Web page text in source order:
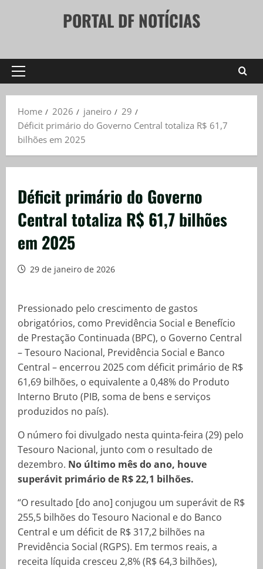
PORTAL DF NOTÍCIAS
Primary
Home
2026 janeiro
29
Déficit primário do Governo Central totaliza R$ 61,7
bilhões em 2025
Déficit primário do Governo
Central totaliza R$ 61,7 bilhões
em 2025
29 de janeiro de 2026
Pressionado pelo crescimento de gastos
obrigatórios, como Previdência Social e Benefício
de Prestação Continuada (BPC), o Governo Central
– Tesouro Nacional, Previdência Social e Banco
Central – encerrou 2025 com déficit primário de R$
61,69 bilhões, o equivalente a 0,48% do Produto
Interno Bruto (PIB, soma de bens e serviços
produzidos no país).
O número foi divulgado nesta quinta-feira (29) pelo
Tesouro Nacional, junto com o resultado de
dezembro. No último mês do ano, houve
superávit primário de R$ 22,1 bilhões.
“O resultado [do ano] conjugou um superávit de R$
255,5 bilhões do Tesouro Nacional e do Banco
Central e um déficit de R$ 317,2 bilhões na
Previdência Social (RGPS). Em termos reais, a
receita líquida cresceu 2,8% (R$ 64,3 bilhões),